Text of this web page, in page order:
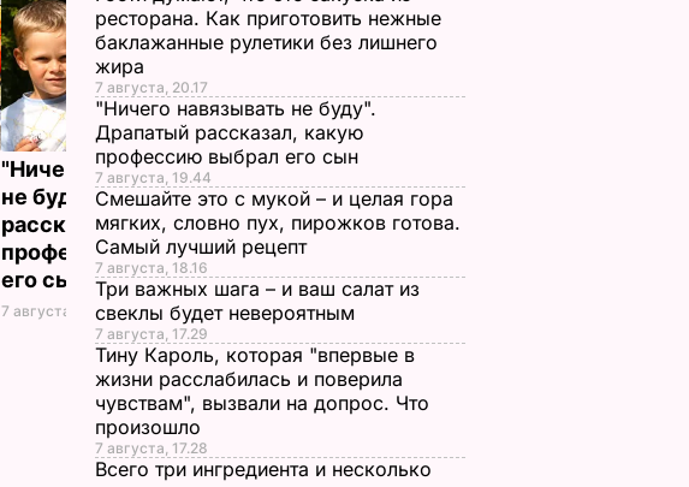
"Ничего навязывать
не буду". Драпатый
рассказал, какую
профессию выбрал
его сын
7 августа, 19.44БУЛЬВАР
Смешайте это с
мукой – и целая гора
мягких, словно пух,
пирожков готова.
Самый лучший
рецепт
ресторана. Как приготовить нежные
баклажанные рулетики без лишнего
жира
7 августа, 20.17
"Ничего навязывать не буду".
Драпатый рассказал, какую
профессию выбрал его сын
7 августа, 19.44
Смешайте это с мукой – и целая гора
мягких, словно пух, пирожков готова.
Самый лучший рецепт
7 августа, 18.16
Три важных шага – и ваш салат из
свеклы будет невероятным
7 августа, 17.29
Тину Кароль, которая "впервые в
жизни расслабилась и поверила
чувствам", вызвали на допрос. Что
произошло
7 августа, 17.28
Всего три ингредиента и несколько